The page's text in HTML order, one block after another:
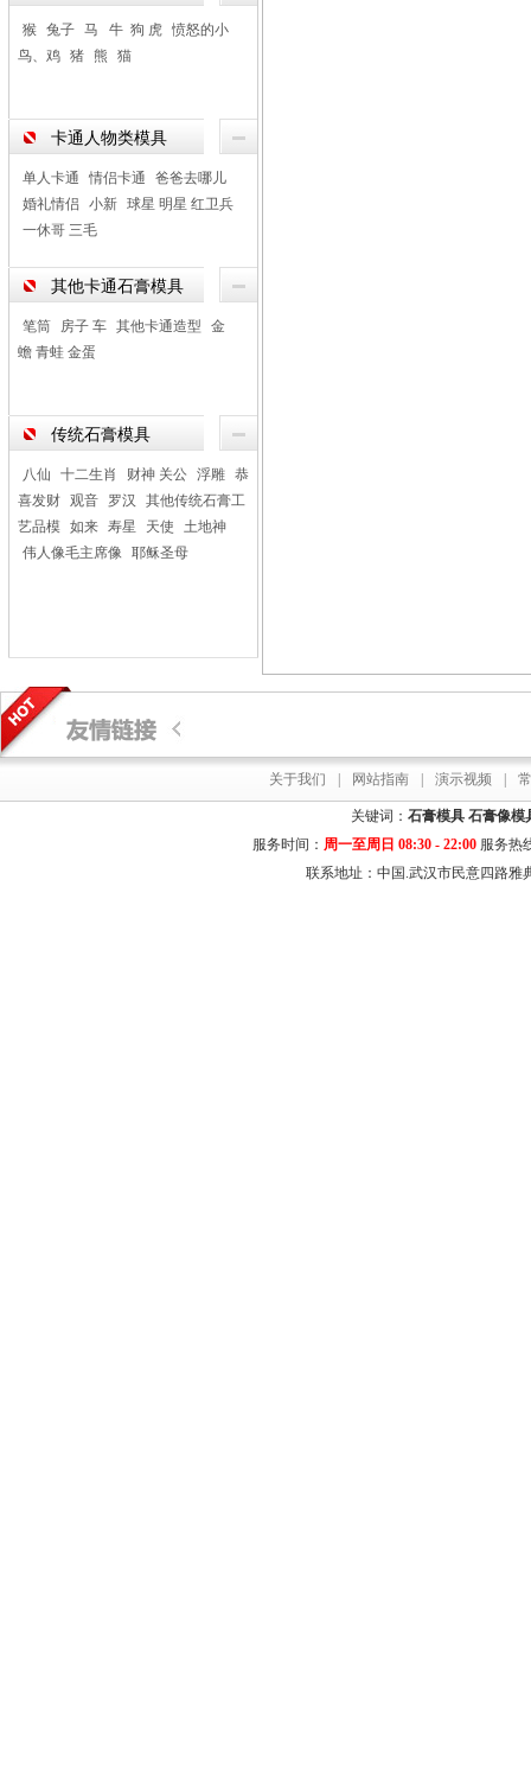
猴 兔子 马 牛 狗 虎 愤怒的小
鸟、鸡 猪 熊 猫
卡通人物类模具
单人卡通 情侣卡通
爸爸去哪儿
婚礼情侣
小新 球星 明星 红卫兵
一休哥 三毛
其他卡通石膏模具
笔筒 房子 车 其他卡通造型
金
蟾 青蛙 金蛋
传统石膏模具
八仙 十二生肖 财神 关公 浮雕 恭
喜发财 观音 罗汉
其他传统石膏工
艺品模 如来 寿星 天使
土地神
伟人像毛主席像 耶稣圣母
关于我们 网站指南 演示视频
关键词： 石膏模具 石膏像模
服务时间： 周一至周日 08:30 - 22:00服务热
联系地址：中国.武汉市民意四路雅